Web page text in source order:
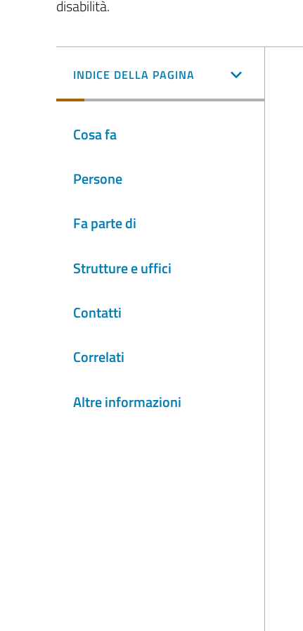
disabilità.
INDICE DELLA PAGINA
Cosa fa
Persone
Fa parte di
Strutture e uffici
Contatti
Correlati
Altre informazioni